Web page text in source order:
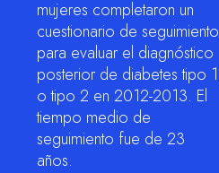
mujeres completaron un
cuestionario de seguimiento
para evaluar el diagnóstico
posterior de diabetes tipo 1
o tipo 2 en 2012-2013. El
tiempo medio de
seguimiento fue de 23
años.